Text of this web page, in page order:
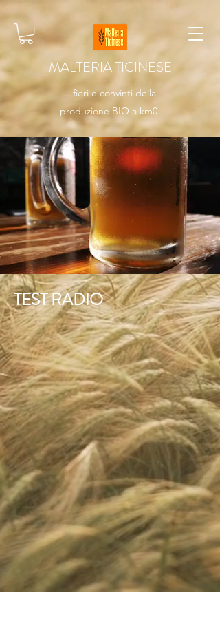
MALTERIA TICINESE
...fieri e convinti della
produzione BIO a km0!
TEST RADIO